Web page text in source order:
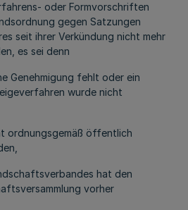
oder Formvorschriften
gegen Satzungen
seit ihrer Verkündung nicht mehr
es sei denn
Genehmigung fehlt oder ein
wurde nicht
ordnungsgemäß öffentlich
hat den
vorher